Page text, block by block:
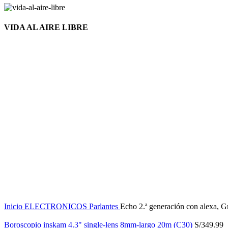
VIDA AL AIRE LIBRE
Inicio ELECTRONICOS Parlantes Echo 2.ª generación con alexa,
Boroscopio inskam 4.3" single-lens 8mm-largo 20m (C30) S/349.99